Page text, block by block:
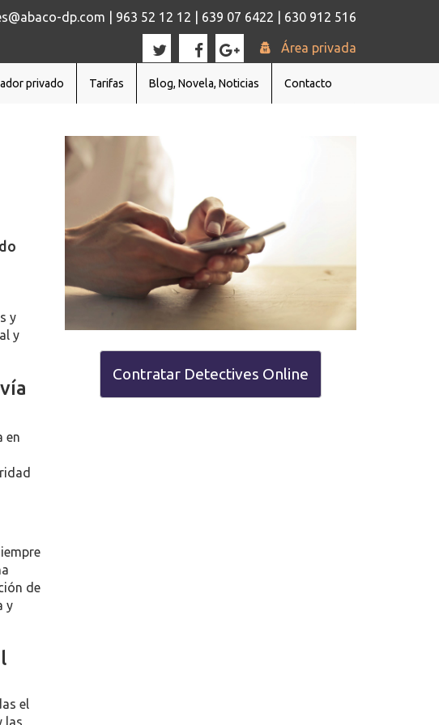
dp.com | 963 52 12 12 | 639 07 6422 | 630 912 516
Área privada
privado Tarifas Blog, Novela, Noticias Contacto
y
y
en
de
y
el
las
Contratar Detectives Online